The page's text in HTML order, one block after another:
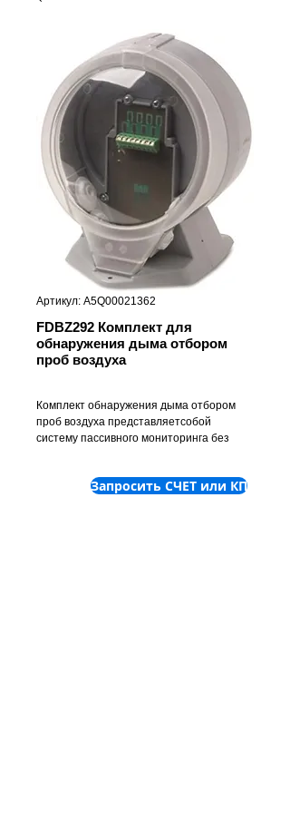
Артикул: A5Q00021362
FDBZ292 Комплект для
обнаружения дыма отбором
проб воздуха
Комплект обнаружения дыма отбором
проб воздуха представляетсобой
систему пассивного мониторинга без
Запросить СЧЕТ или КП